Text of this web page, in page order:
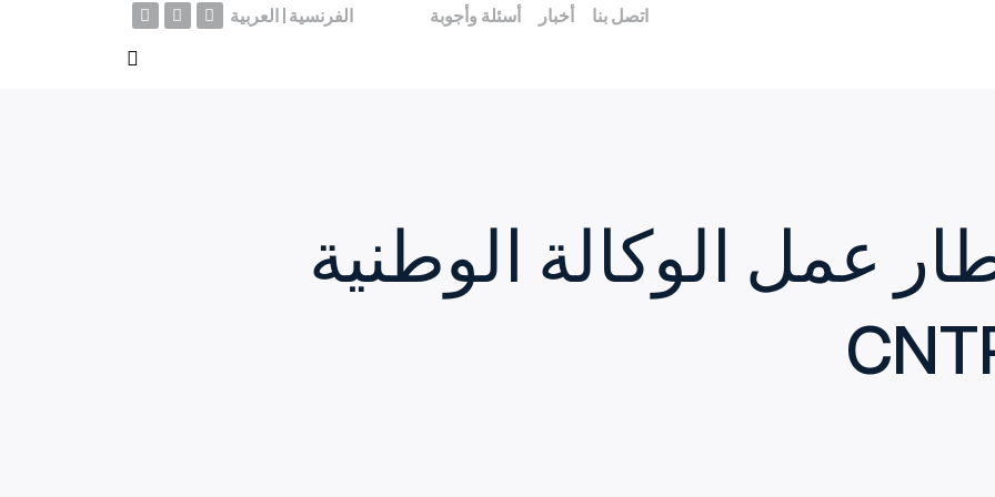
اتصل بنا أخبار أسئلة وأجوبة الفرنسية العربية
عمل الوكالة الوطنية